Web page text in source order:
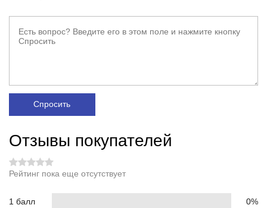
Спросить
Отзывы покупателей
Рейтинг пока еще отсутствует
1 балл 0%